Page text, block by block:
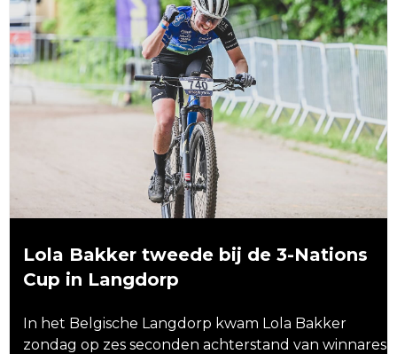
Lola Bakker tweede bij de 3-Nations
Cup in Langdorp
In het Belgische Langdorp kwam Lola Bakker
zondag op zes seconden achterstand van winnares